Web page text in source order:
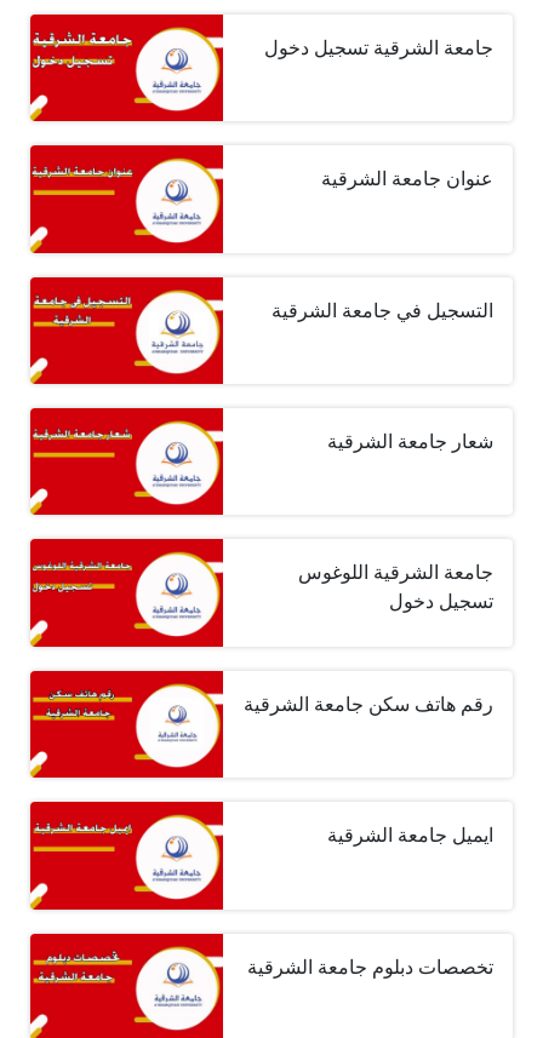
جامعة الشرقية تسجيل دخول
عنوان جامعة الشرقية
التسجيل في جامعة الشرقية
شعار جامعة الشرقية
جامعة الشرقية اللوغوس
تسجيل دخول
رقم هاتف سكن جامعة الشرقية
ايميل جامعة الشرقية
تخصصات دبلوم جامعة الشرقية